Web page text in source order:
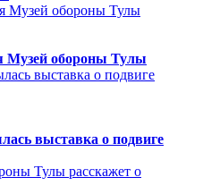
Музей обороны Тулы
выставка о подвиге